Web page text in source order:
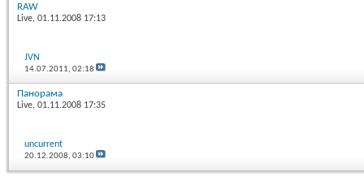
RAW
Live, 01.11.2008 17:13
JVN
14.07.2011,02:18
Панорама
Live, 01.11.2008 17:35
uncurrent
20.12.2008,03:10